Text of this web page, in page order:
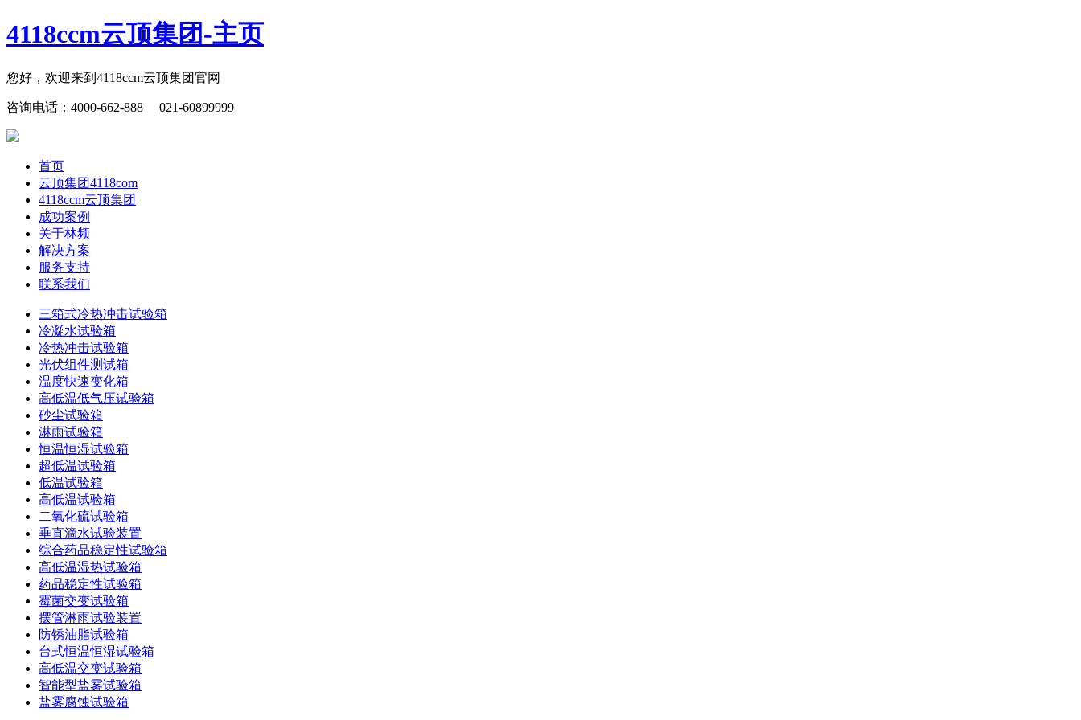
4118ccm云顶集团-主页
您好，欢迎来到4118ccm云顶集团官网
咨询电话：4000-662-888 021-60899999
首页
云顶集团4118com
4118ccm云顶集团
成功案例
关于林频
解决方案
服务支持
联系我们
三箱式冷热冲击试验箱
冷凝水试验箱
冷热冲击试验箱
光伏组件测试箱
温度快速变化箱
高低温低气压试验箱
砂尘试验箱
淋雨试验箱
恒温恒湿试验箱
超低温试验箱
低温试验箱
高低温试验箱
二氧化硫试验箱
垂直滴水试验装置
综合药品稳定性试验箱
高低温湿热试验箱
药品稳定性试验箱
霉菌交变试验箱
摆管淋雨试验装置
防锈油脂试验箱
台式恒温恒湿试验箱
高低温交变试验箱
智能型盐雾试验箱
盐雾腐蚀试验箱